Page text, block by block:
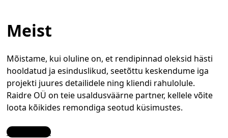
Meist
Mõistame, kui oluline on, et rendipinnad oleksid hästi
hooldatud ja esinduslikud, seetõttu keskendume iga
projekti juures detailidele ning kliendi rahulolule.
Raidre OÜ on teie usaldusväärne partner, kellele võite
loota kõikides remondiga seotud küsimustes.
Contact Us